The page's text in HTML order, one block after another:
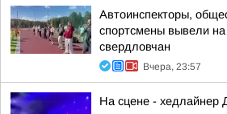
Автоинспекторы,
спортсмены вывели
свердловчан
Вчера, 23:57
На сцене - хедлайнер